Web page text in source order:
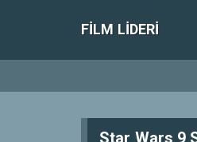
FILM LIDERI
Star Wars 9